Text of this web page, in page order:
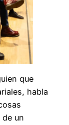
que
habla
un